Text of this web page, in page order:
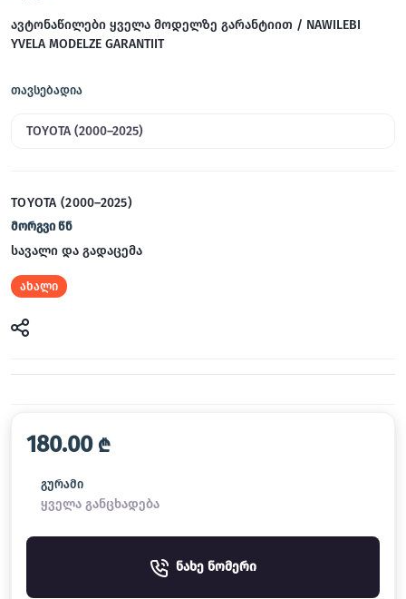
ავტონაწილები ყველა მოდელზე გარანტიით / NAWILEBI
YVELA MODELZE GARANTIIT
თავსებადია
TOYOTA (2000–2025)
TOYOTA (2000–2025)
მორგვი წნ
სავალი და გადაცემა
ახალი
180.00 ₾
გურამი
ყველა განცხადება
ნახე ნომერი